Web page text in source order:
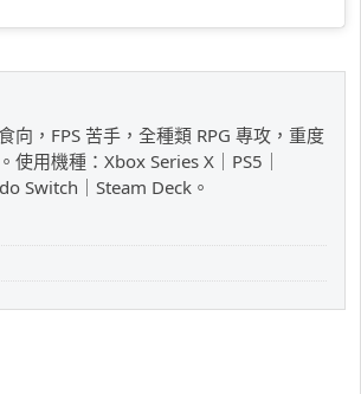
向，FPS 苦手，全種類 RPG 專攻，重度
使用機種：Xbox Series X｜PS5｜
Switch｜Steam Deck。